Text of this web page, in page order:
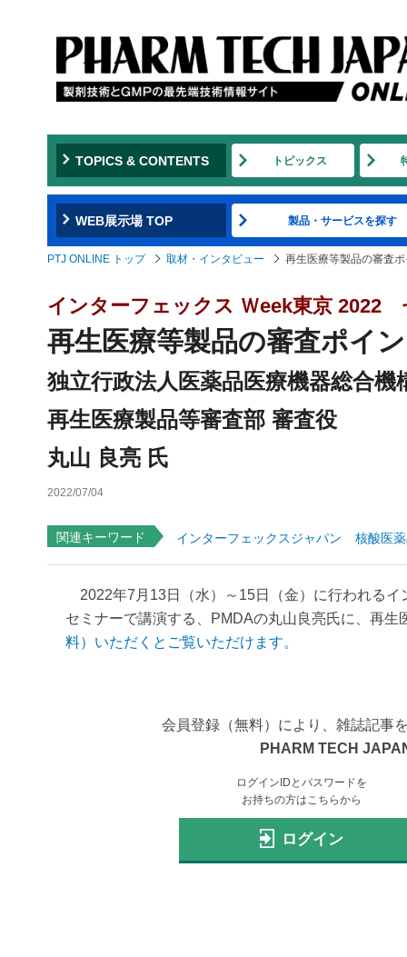
TOPICS & CONTENTS トピックス
WEB展示場 TOP 製品・サービスを探す
PTJ ONLINE トップ 取材・インタビュー 再生医療等製品の審査
インターフェックス Ｗeek東京 2022
再生医療等製品の審査ポイ
独立行政法人医薬品医療機器総合機
再生医療製品等審査部 審査役
丸山 良亮 氏
2022/07/04
関連キーワード インターフェックスジャパン 核酸医
2022年7月13日（水）～15日（金）に行われるイ
セミナーで講演する、PMDAの丸山良亮氏に、再生
料）いただくとご覧いただけます。
会員登録（無料）により、雑誌記事
PHARM TECH
ログインIDとパスワードを
お持ちの方はこちらから
ログイン